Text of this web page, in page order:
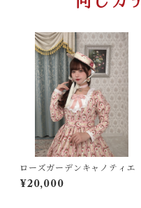
ローズガーデンキャノティエ
¥20,000